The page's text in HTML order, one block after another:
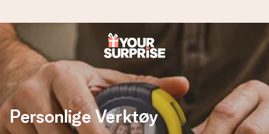
Bestill i dag, sendes innen 1 virkedag
Vi lager dine gaver med omtanke og sender den avgårde så
raskt som mulig - slik at du kan gi gaven i tide, når den betyr
aller mest.
Personlige Verktøy